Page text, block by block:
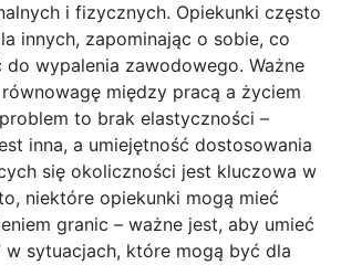
i fizycznych. Opiekunki często
innych, zapominając o sobie, co
wypalenia zawodowego. Ważne
między pracą a życiem
to brak elastyczności –
inna, a umiejętność dostosowania
się okoliczności jest kluczowa w
niektóre opiekunki mogą mieć
granic – ważne jest, aby umieć
w sytuacjach, które mogą być dla